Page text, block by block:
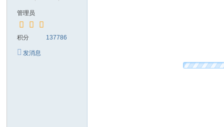
管理员
积分 137786
发消息